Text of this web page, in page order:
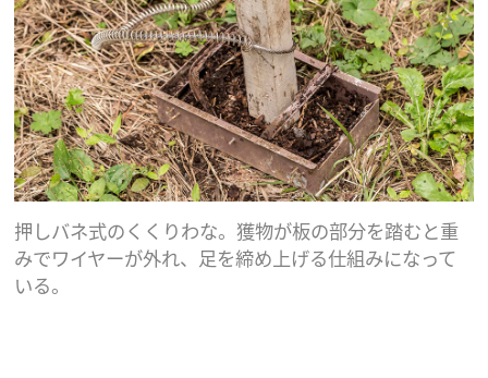
押しバネ式のくくりわな。獲物が板の部分を踏むと重
みでワイヤーが外れ、足を締め上げる仕組みになって
いる。